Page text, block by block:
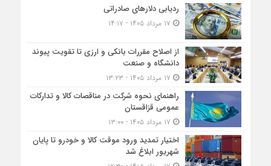
ردیابی دلارهای صادراتی
از اصلاح مقررات بانکی و ارزی تا تقویت پیوند
دانشگاه و صنعت
راهنمای نحوه شرکت در مناقصات کالا و تدارکات
عمومی قزاقستان
اختیار تمدید ورود موقت کالا و خودرو تا پایان
شهریور ابلاغ شد